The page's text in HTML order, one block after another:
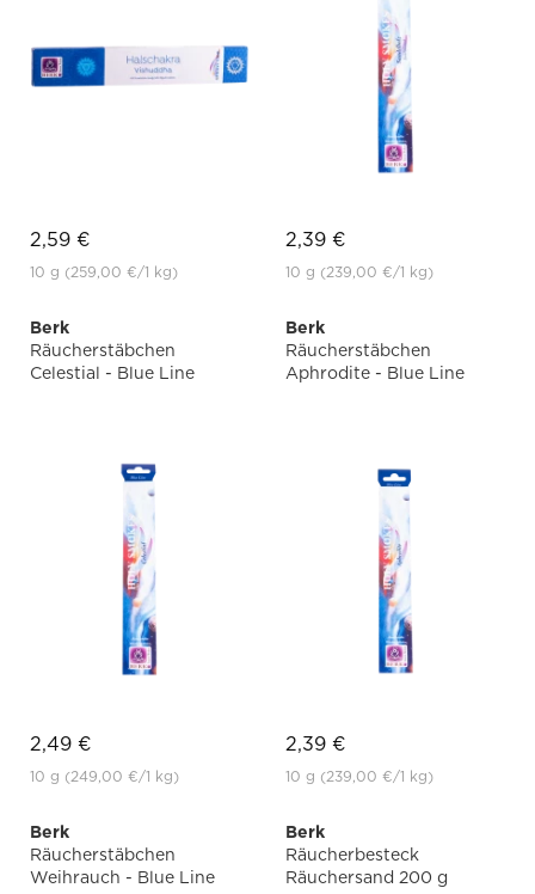
2,59 €
10 g (259,00 €/1 kg)
2,39 €
10 g (239,00 €/1 kg)
Berk
Räucherstäbchen
Celestial - Blue Line
2,49 €
10 g (249,00 €/1 kg)
Berk
Räucherstäbchen
Aphrodite - Blue Line
2,39 €
10 g (239,00 €/1 kg)
Berk
Räucherstäbchen
Weihrauch - Blue Line
Berk
Räucherbesteck
Räuchersand 200 g